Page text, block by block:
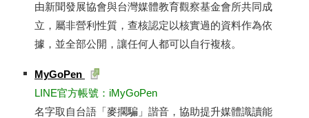
​由新聞發展協會與台灣媒體教育觀察基金會所共同成
立，屬非營利性質，查核認定以核實過的資料作為依
據，並全部公開，讓任何人都可以自行複核。
MyGoPen
LINE官方帳號：iMyGoPen
名字取自台語「麥擱騙」諧音，協助提升媒體識讀能